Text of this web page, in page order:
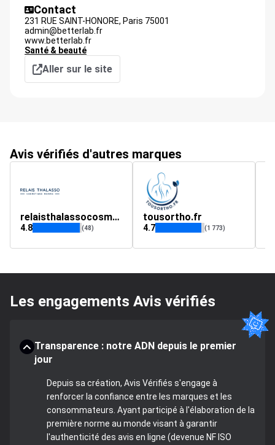
Contact
231 RUE SAINT-HONORE, Paris 75001
admin@betterlab.fr
www.betterlab.fr
Santé & beauté
Aller sur le site
Avis vérifiés d'autres marques
relaisthalassocosmetique.com
4.8 (48)
tousortho.fr
4.7 (1 773)
Les engagements Avis vérifiés
Transparence : notre ADN depuis le premier
jour
Depuis sa création, Avis Vérifiés s'engage à
renforcer la confiance entre les marques et les
consommateurs. Ayant participé à l'élaboration de la
première norme au monde visant à garantir
l'authenticité des avis en ligne (devenue NF ISO